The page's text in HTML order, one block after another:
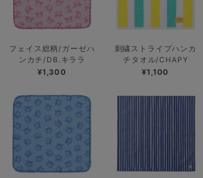
フェイス総柄/ガーゼハ
ンカチ/DB.キララ
¥1,300
刺繍ストライプハンカ
チタオル/CHAPY
¥1,100